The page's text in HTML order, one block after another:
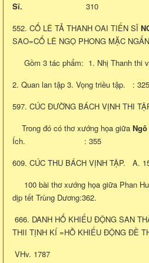
Sĩ.
310
552. CỐ LÊ TẢ THANH OAI TIẾN SĨ
SAO=CỐ LÊ NGỌ PHONG MẶC
Gồm 3 tác phẩm: 1. Nhị Thanh thi
2. Quan lan tập 3. Vọng triều tập. : 325
597. CÚC ĐƯỜNG BÁCH VỊNH THI
Trong đó có thơ xướng họa giữa
Ích. : 355
609. CÚC THU BÁCH VỊNH TẬP. A.
100 bài thơ xướng họa giữa Phan
dịp tết Trùng Dương:362.
666. DANH HỔ KHIẾU ĐỘNG SAN
THII TỊNH KÍ =HỒ KHIẾU ĐỘNG ĐỀ
VHv. 1787